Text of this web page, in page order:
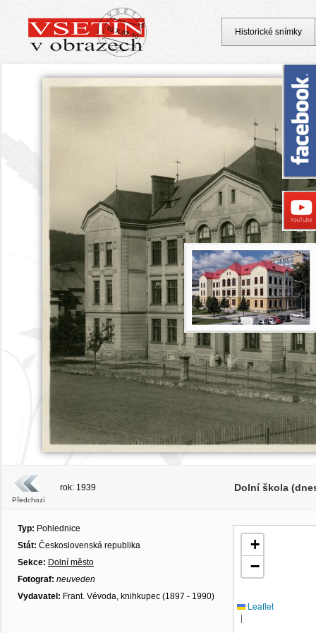
Předchozí
rok: 1939 Dolní škola
Typ: Pohlednice
Stát: Československá republika
Sekce: Dolní město
Fotograf: neuveden
Vydavatel: Frant. Vévoda, knihkupec (1897 - 1990)
+
−
Leaflet
|
Historické snímky